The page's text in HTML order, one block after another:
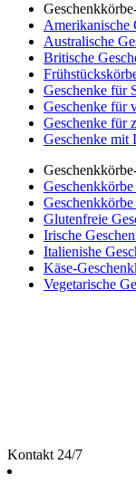
Amerikanische
Australische
Britische
Geschenke für
Geschenke für
Geschenke für
Geschenke mit
Glutenfreie
Irische
Italienishe
Käse-
Vegetarische
Kontakt 24/7